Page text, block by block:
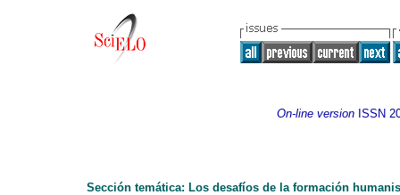
On-line version ISSN
Sección temática: Los desafíos de la formación